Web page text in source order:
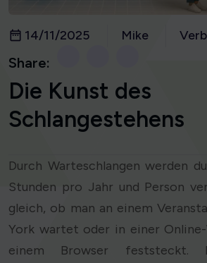
14/11/2025 Mike
Share:
Die Kunst des
Schlangestehens
Durch Warteschlangen werden
Stunden pro Jahr und Person
gleich, ob man an einem
York wartet oder in einer
einem Browser feststeckt.